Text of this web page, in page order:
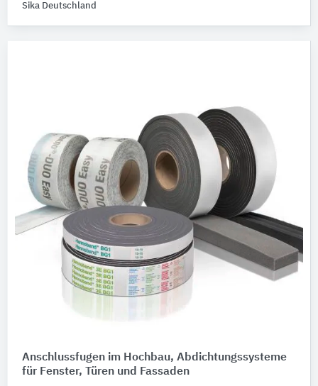
Sika Deutschland
Anschlussfugen im Hochbau, Abdichtungssysteme
für Fenster, Türen und Fassaden